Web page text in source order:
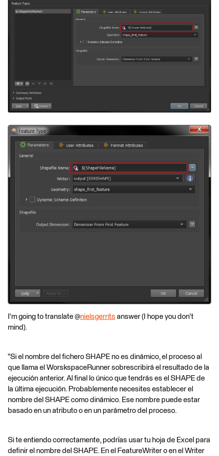
I'm going to translate @nielsgerrits answer (I hope you don't
mind).
"Si el nombre del fichero SHAPE no es dinámico, el proceso al
que llama el WorskspaceRunner sobrescribirá el resultado de la
ejecución anterior. Al final lo único que tendrás es el SHAPE de
la última ejecución. Probablemente necesites establecer el
nombre del SHAPE como dinámico. Ese nombre puede estar
basado en un atributo o en un parámetro del proceso.
Si te entiendo correctamente, podrías usar tu hoja de Excel para
definir el nombre del SHAPE. En el FeatureWriter o en el Writer